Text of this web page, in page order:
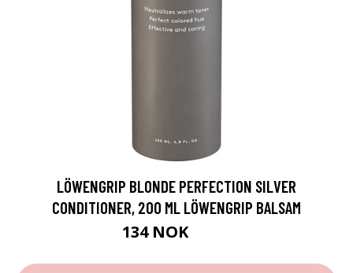
LÖWENGRIP BLONDE PERFECTION SILVER
CONDITIONER, 200 ML LÖWENGRIP BALSAM
134 NOK